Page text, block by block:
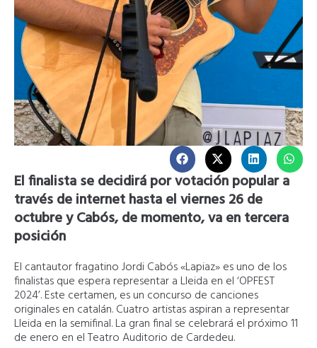
El finalista se decidirá por votación popular a
través de internet hasta el viernes 26 de
octubre y Cabós, de momento, va en tercera
posición
El cantautor fragatino Jordi Cabós «Lapiaz» es uno de los
finalistas que espera representar a Lleida en el ‘OPFEST
2024’. Este certamen, es un concurso de canciones
originales en catalán. Cuatro artistas aspiran a representar
Lleida en la semifinal. La gran final se celebrará el próximo 11
de enero en el Teatro Auditorio de Cardedeu.